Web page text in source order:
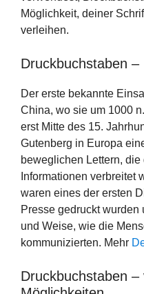
Möglichkeit, deiner
verleihen.
Druckbuchstaben –
Der erste bekannte
China, wo sie um 1000
erst Mitte des 15.
Gutenberg in Europa
beweglichen Lettern,
Informationen verbreitet
waren eines der ersten
Presse gedruckt wurden
und Weise, wie die
kommunizierten. Mehr
Druckbuchstaben